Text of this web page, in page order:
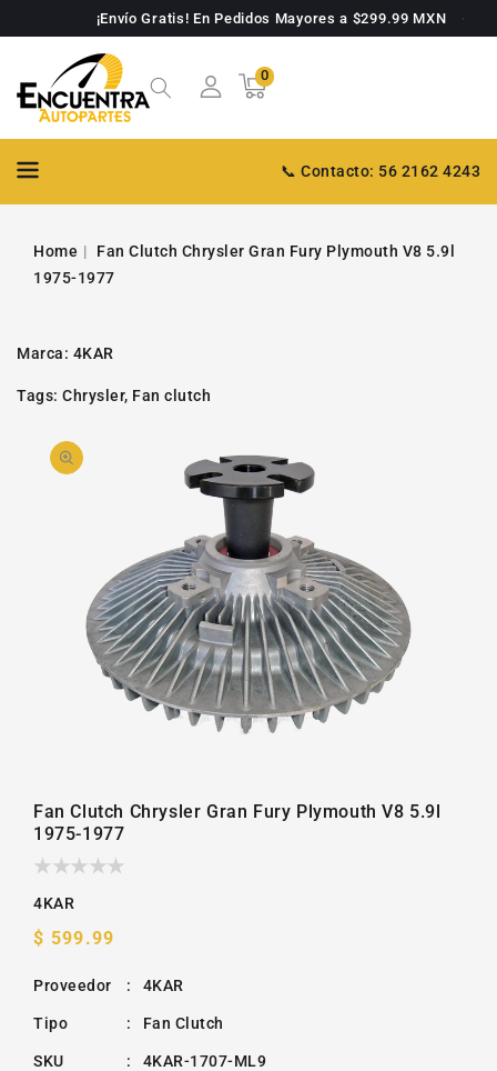
¡Envío Gratis! En Pedidos Mayores a $299.99 MXN
Carrito
00
artículos
📞 Contacto: 56 2162 4243
Home
Fan Clutch Chrysler Gran Fury Plymouth V8 5.9l
1975-1977
Marca: 4KAR
Tags: Chrysler, Fan clutch
1
en
la
galería
Fan Clutch Chrysler Gran Fury Plymouth V8 5.9l
1975-1977
4KAR
Precio
$ 599.99
Proveedor : 4KAR
Tipo : Fan Clutch
SKU : 4KAR-1707-ML9